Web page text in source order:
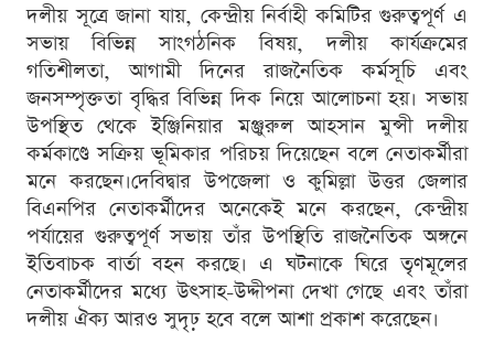
দলীয় সূত্রে জানা যায়, কেন্দ্রীয় নির্বাহী কমিটির গুরুত্বপূর্ণ এ
সভায় বিভিন্ন সাংগঠনিক বিষয়, দলীয় কার্যক্রমের
গতিশীলতা, আগামী দিনের রাজনৈতিক কর্মসূচি এবং
জনসম্পৃক্ততা বৃদ্ধির বিভিন্ন দিক নিয়ে আলোচনা হয়। সভায়
উপস্থিত থেকে ইঞ্জিনিয়ার মঞ্জুরুল আহসান মুন্সী দলীয়
কর্মকাণ্ডে সক্রিয় ভূমিকার পরিচয় দিয়েছেন বলে নেতাকর্মীরা
মনে করছেন।দেবিদ্বার উপজেলা ও কুমিল্লা উত্তর জেলার
বিএনপির নেতাকর্মীদের অনেকেই মনে করছেন, কেন্দ্রীয়
পর্যায়ের গুরুত্বপূর্ণ সভায় তাঁর উপস্থিতি রাজনৈতিক অঙ্গনে
ইতিবাচক বার্তা বহন করছে। এ ঘটনাকে ঘিরে তৃণমূলের
নেতাকর্মীদের মধ্যে উৎসাহ-উদ্দীপনা দেখা গেছে এবং তাঁরা
দলীয় ঐক্য আরও সুদৃঢ় হবে বলে আশা প্রকাশ করেছেন।